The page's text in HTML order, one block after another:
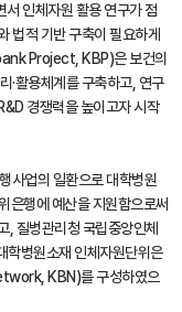
인체자원 활용 연구가 점
법적 기반 구축이 필요하게
Project, KBP)은 보건의
·활용체계를 구축하고, 연구
경쟁력을 높이고자 시작
업의 일환으로 대학병원
은행에 예산을 지원함으로써
, 질병관리청 국립중앙인체
학병원소재 인체자원단위은
KBN)를 구성하였으